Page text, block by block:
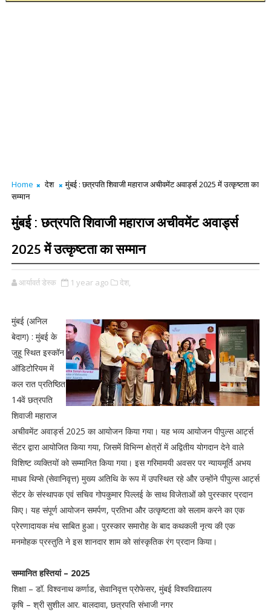
Home देश
मुंबई : छत्रपति शिवाजी महाराज अचीवमेंट अवार्ड्स 2025 में उत्कृष्टता का
सम्मान
मुंबई : छत्रपति शिवाजी महाराज अचीवमेंट अवार्ड्स
2025 में उत्कृष्टता का सम्मान
आर्यावर्त डेस्क 1 year ago देश,
मुंबई (अनिल
बेदाग) : मुंबई के
जुहू स्थित इस्कॉन
ऑडिटोरियम में
कल रात प्रतिष्ठित
14वें छत्रपति
शिवाजी महाराज
अचीवमेंट अवार्ड्स 2025 का आयोजन किया गया। यह भव्य आयोजन पीपुल्स आर्ट्स
सेंटर द्वारा आयोजित किया गया, जिसमें विभिन्न क्षेत्रों में अद्वितीय योगदान देने वाले
विशिष्ट व्यक्तियों को सम्मानित किया गया। इस गरिमामयी अवसर पर न्यायमूर्ति अभय
माधव थिप्से (सेवानिवृत्त) मुख्य अतिथि के रूप में उपस्थित रहे और उन्होंने पीपुल्स आर्ट्स
सेंटर के संस्थापक एवं सचिव गोपकुमार पिल्लई के साथ विजेताओं को पुरस्कार प्रदान
किए। यह संपूर्ण आयोजन समर्पण, प्रतिभा और उत्कृष्टता को सलाम करने का एक
प्रेरणादायक मंच साबित हुआ। पुरस्कार समारोह के बाद कथकली नृत्य की एक
मनमोहक प्रस्तुति ने इस शानदार शाम को सांस्कृतिक रंग प्रदान किया।
सम्मानित हस्तियां – 2025
शिक्षा – डॉ. विश्वनाथ कर्णाड, सेवानिवृत्त प्रोफेसर, मुंबई विश्वविद्यालय
कृषि – श्री सुशील आर. बालदावा, छत्रपति संभाजी नगर